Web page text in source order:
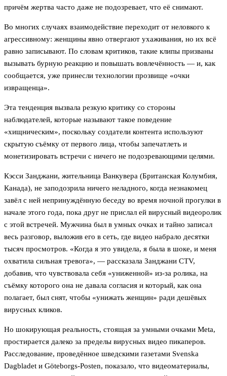
причём жертва часто даже не подозревает, что её снимают.
Во многих случаях взаимодействие переходит от неловкого к
агрессивному: женщины явно отвергают ухаживания, но их всё
равно записывают. По словам критиков, такие клипы призваны
вызывать бурную реакцию и повышать вовлечённость — и, как
сообщается, уже принесли технологии прозвище «очки
извращенца».
Эта тенденция вызвала резкую критику со стороны
наблюдателей, которые называют такое поведение
«хищническим», поскольку создатели контента используют
скрытую съёмку от первого лица, чтобы запечатлеть и
монетизировать встречи с ничего не подозревающими целями.
Кэсси Занджани, жительница Ванкувера (Британская Колумбия,
Канада), не заподозрила ничего неладного, когда незнакомец
завёл с ней непринуждённую беседу во время ночной прогулки в
начале этого года, пока друг не прислал ей вирусный видеоролик
с этой встречей. Мужчина был в умных очках и тайно записал
весь разговор, выложив его в сеть, где видео набрало десятки
тысяч просмотров. «Когда я это увидела, я была в шоке, и меня
охватила сильная тревога», — рассказала Занджани CTV,
добавив, что чувствовала себя «униженной» из-за ролика, на
съёмку которого она не давала согласия и который, как она
полагает, был снят, чтобы «унижать женщин» ради дешёвых
вирусных кликов.
Но шокирующая реальность, стоящая за умными очками Meta,
простирается далеко за пределы вирусных видео пикаперов.
Расследование, проведённое шведскими газетами Svenska
Dagbladet и Göteborgs-Posten, показало, что видеоматериалы,